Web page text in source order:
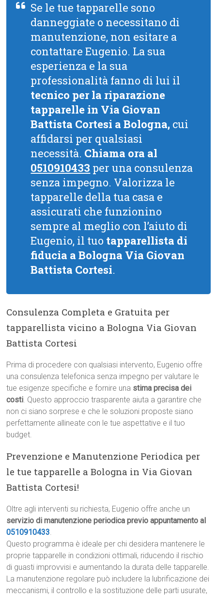
Se le tue tapparelle sono
danneggiate o necessitano di
manutenzione, non esitare a
contattare Eugenio. La sua
esperienza e la sua
professionalità fanno di lui il
tecnico per la riparazione
tapparelle in Via Giovan
Battista Cortesi a Bologna, cui
affidarsi per qualsiasi
necessità. Chiama ora al
0510910433 per una consulenza
senza impegno. Valorizza le
tapparelle della tua casa e
assicurati che funzionino
sempre al meglio con l’aiuto di
Eugenio, il tuo tapparellista di
fiducia a Bologna Via Giovan
Battista Cortesi.
Consulenza Completa e Gratuita per
tapparellista vicino a Bologna Via Giovan
Battista Cortesi
Prima di procedere con qualsiasi intervento, Eugenio offre
una consulenza telefonica senza impegno per valutare le
tue esigenze specifiche e fornire una stima precisa dei
costi. Questo approccio trasparente aiuta a garantire che
non ci siano sorprese e che le soluzioni proposte siano
perfettamente allineate con le tue aspettative e il tuo
budget.
Prevenzione e Manutenzione Periodica per
le tue tapparelle a Bologna in Via Giovan
Battista Cortesi!
Oltre agli interventi su richiesta, Eugenio offre anche un
servizio di manutenzione periodica previo appuntamento al
0510910433.
Questo programma è ideale per chi desidera mantenere le
proprie tapparelle in condizioni ottimali, riducendo il rischio
di guasti improvvisi e aumentando la durata delle tapparelle.
La manutenzione regolare può includere la lubrificazione dei
meccanismi, il controllo e la sostituzione delle parti usurate,